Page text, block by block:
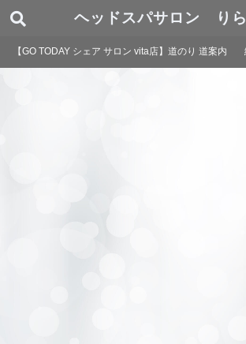
ヘッドスパサロン り
【GO TODAY シェア サロン vita店】道のり 道案内